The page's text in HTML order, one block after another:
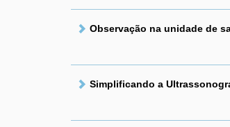
Observação na unidade de
Simplificando a